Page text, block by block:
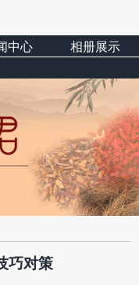
中心
相册展示
巧对策